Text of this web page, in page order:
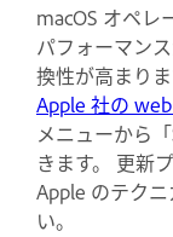
macOS オペレ
パフォーマン
換性が高まりま
Apple 社の
メニューから
きます。 更新
Apple のテク
い。